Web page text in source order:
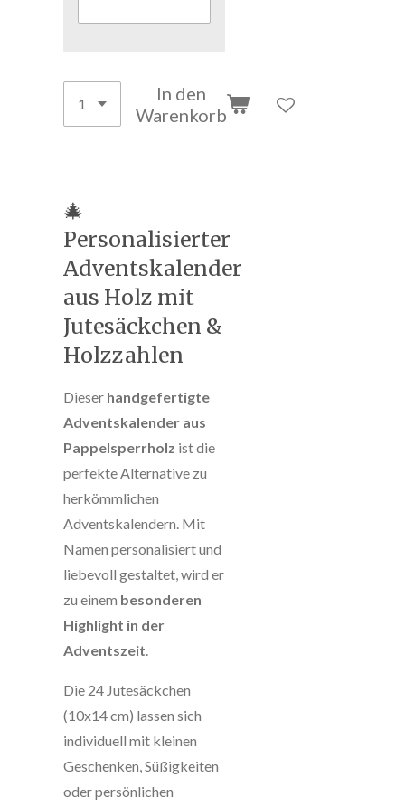
In den
Warenkorb
🎄
Personalisierter
Adventskalender
aus Holz mit
Jutesäckchen &
Holzzahlen
Dieser handgefertigte
Adventskalender aus
Pappelsperrholz ist die
perfekte Alternative zu
herkömmlichen
Adventskalendern. Mit
Namen personalisiert und
liebevoll gestaltet, wird er
zu einem besonderen
Highlight in der
Adventszeit
Die 24 Jutesäckchen
(10x14 cm) lassen sich
individuell mit kleinen
Geschenken, Süßigkeiten
oder persönlichen